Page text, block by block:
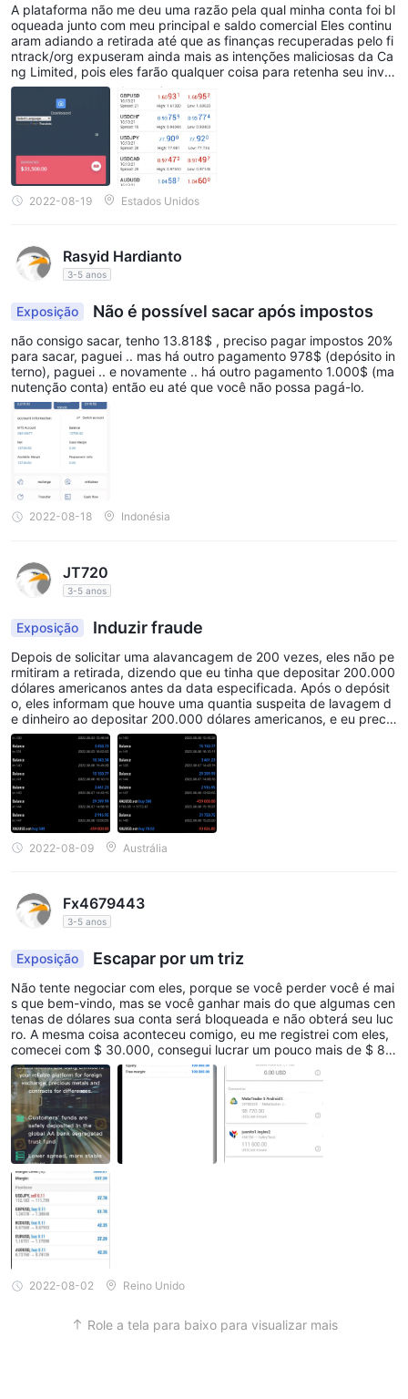
A plataforma não me deu uma razão pela qual minha conta foi bl
oqueada junto com meu principal e saldo comercial Eles continu
aram adiando a retirada até que as finanças recuperadas pelo fi
ntrack/org expuseram ainda mais as intenções maliciosas da Ca
ng Limited, pois eles farão qualquer coisa para retenha seu inve
stimento e tente empurrá-lo para aumentar seus depósitos com
eles, meu conselho é que você evite completamente a Cang Limi
ted e seus representantes.
2022-08-19 Estados Unidos
Rasyid Hardianto
3-5 anos
Exposição Não é possível sacar após impostos
não consigo sacar, tenho 13.818$ , preciso pagar impostos 20%
para sacar, paguei .. mas há outro pagamento 978$ (depósito in
terno), paguei .. e novamente .. há outro pagamento 1.000$ (ma
nutenção conta) então eu até que você não possa pagá-lo.
2022-08-18 Indonésia
JT720
3-5 anos
Exposição Induzir fraude
Depois de solicitar uma alavancagem de 200 vezes, eles não pe
rmitiram a retirada, dizendo que eu tinha que depositar 200.000
dólares americanos antes da data especificada. Após o depósit
o, eles informam que houve uma quantia suspeita de lavagem d
e dinheiro ao depositar 200.000 dólares americanos, e eu precis
o fazer depósito de 30% do valor total, e então eles manipulam
nos bastidores, resultando na perda de todos os fundos
2022-08-09 Austrália
Fx4679443
3-5 anos
Exposição Escapar por um triz
Não tente negociar com eles, porque se você perder você é mai
s que bem-vindo, mas se você ganhar mais do que algumas cen
tenas de dólares sua conta será bloqueada e não obterá seu luc
ro. A mesma coisa aconteceu comigo, eu me registrei com eles,
comecei com $ 30.000, consegui lucrar um pouco mais de $ 80.
000, depois solicito um saque de $ 40.000. Após minha solicitaç
ão de retirada, eles me pediram para "fornecer uma foto de alta
resolução minha (selfie) segurando seu documento de identidad
e com a data atual, Cang ltd e sua assinatura em uma folha de p
apel". Claro que fiz isso e eles aprovaram, no dia seguinte encon
trei minha conta bloqueada e nunca recebi a retirada aprovada,
depois que entrei em contato com eles Eles se recusam a desblo
quear minha conta e pagar meu lucro e não me explicaram nada
formulário de inscrição ao auxílio de reembolso de ativos . E agor
a estou informando a todos vocês para não serem enganados p
ela Cang ltd, me recuso a perder meu dinheiro para eles, procur
o ajuda.
2022-08-02 Reino Unido
Role a tela para baixo para visualizar mais